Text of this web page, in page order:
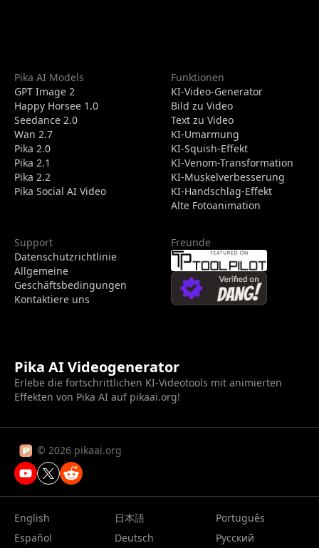
Pika AI Models
GPT Image 2
Happy Horsee 1.0
Seedance 2.0
Wan 2.7
Pika 2.0
Pika 2.1
Pika 2.2
Pika Social AI Video
Funktionen
KI-Video-Generator
Bild zu Video
Text zu Video
KI-Umarmung
KI-Squish-Effekt
KI-Venom-Transformation
KI-Muskelverbesserung
KI-Handschlag-Effekt
Alte Fotoanimation
Support
Datenschutzrichtlinie
Allgemeine
Geschäftsbedingungen
Kontaktiere uns
Freunde
Pika AI Videogenerator
Erlebe die fortschrittlichen KI-Videotools mit animierten
Effekten von Pika AI auf pikaai.org!
© 2026 pikaai.org
English 日本語
Português
Español
Deutsch Русский